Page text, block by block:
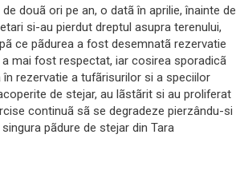
douã ori pe an, o datã în aprilie, înainte de
si-au pierdut dreptul asupra terenului,
ce pãdurea a fost desemnatã rezervatie
a mai fost respectat, iar cosirea sporadicã
rezervatie a tufãrisurilor si a speciilor
de stejar, au lãstãrit si au proliferat
continuã sã se degradeze pierzându-si
pãdure de stejar din Tara